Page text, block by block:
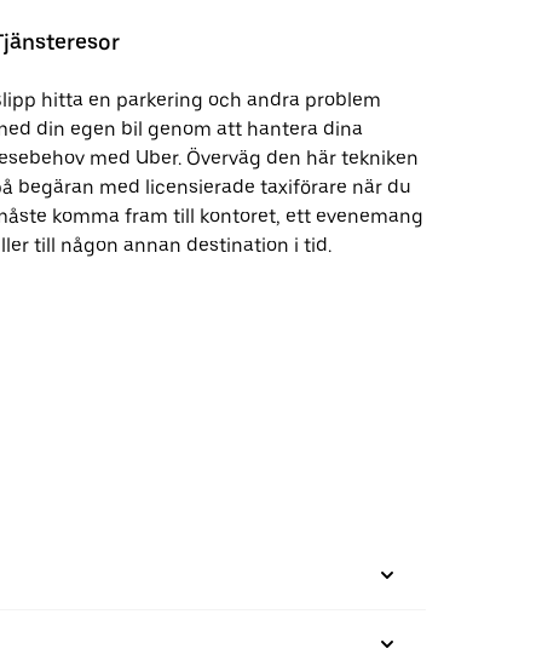
hitta en parkering och andra problem
din egen bil genom att hantera dina
med Uber. Överväg den här tekniken
begäran med licensierade taxiförare när du
komma fram till kontoret, ett evenemang
till någon annan destination i tid.